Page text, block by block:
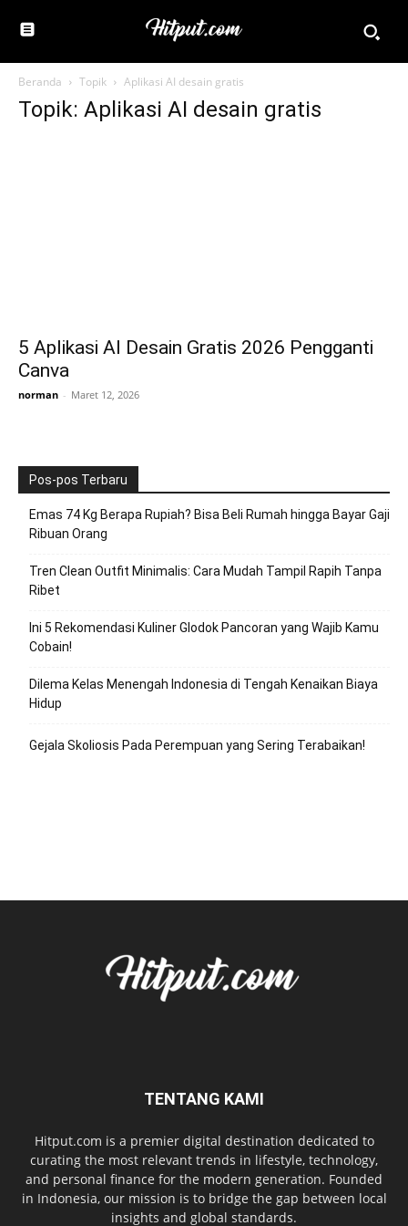
Beranda Topik Aplikasi AI desain gratis
Topik: Aplikasi AI desain gratis
5 Aplikasi AI Desain Gratis 2026 Pengganti
Canva
norman - Maret 12, 2026
Pos-pos Terbaru
Emas 74 Kg Berapa Rupiah? Bisa Beli Rumah hingga Bayar Gaji
Ribuan Orang
Tren Clean Outfit Minimalis: Cara Mudah Tampil Rapih Tanpa
Ribet
Ini 5 Rekomendasi Kuliner Glodok Pancoran yang Wajib Kamu
Cobain!
Dilema Kelas Menengah Indonesia di Tengah Kenaikan Biaya
Hidup
Gejala Skoliosis Pada Perempuan yang Sering Terabaikan!
TENTANG KAMI
Hitput.com is a premier digital destination dedicated to
curating the most relevant trends in lifestyle, technology,
and personal finance for the modern generation. Founded
in Indonesia, our mission is to bridge the gap between local
insights and global standards.